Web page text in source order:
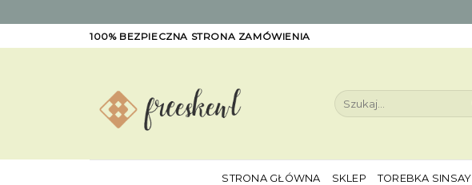
to
100% BEZPIECZNA STRONA ZAMÓWIENIA
Szukaj:
STRONA GŁÓWNA SKLEP TOREBKA SINSAY